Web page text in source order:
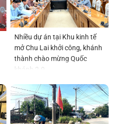
Nhiều dự án tại Khu kinh tế
mở Chu Lai khởi công, khánh
thành chào mừng Quốc
khánh 2-9